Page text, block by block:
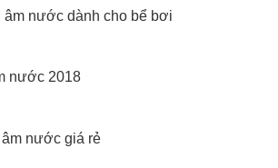
âm nước dành cho bể bơi
nước 2018
nước giá rẻ